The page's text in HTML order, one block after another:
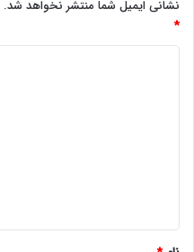
نشانی ایمیل شما منتشر نخواهد شد.
*